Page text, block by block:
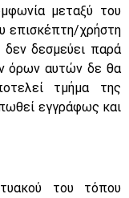
μεταξύ του
επισκέπτη/χρήστη
δεσμεύει παρά
όρων αυτών δε θα
τμήμα της
εγγράφως και
του τόπου